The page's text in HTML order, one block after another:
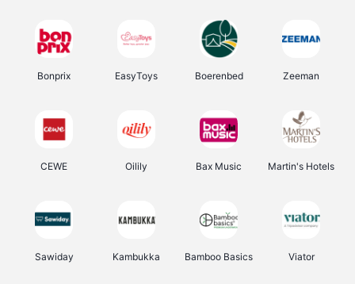
Bonprix EasyToys Boerenbed Zeeman
CEWE Oilily Bax Music Martin's Hotels
Sawiday Kambukka Bamboo Basics Viator